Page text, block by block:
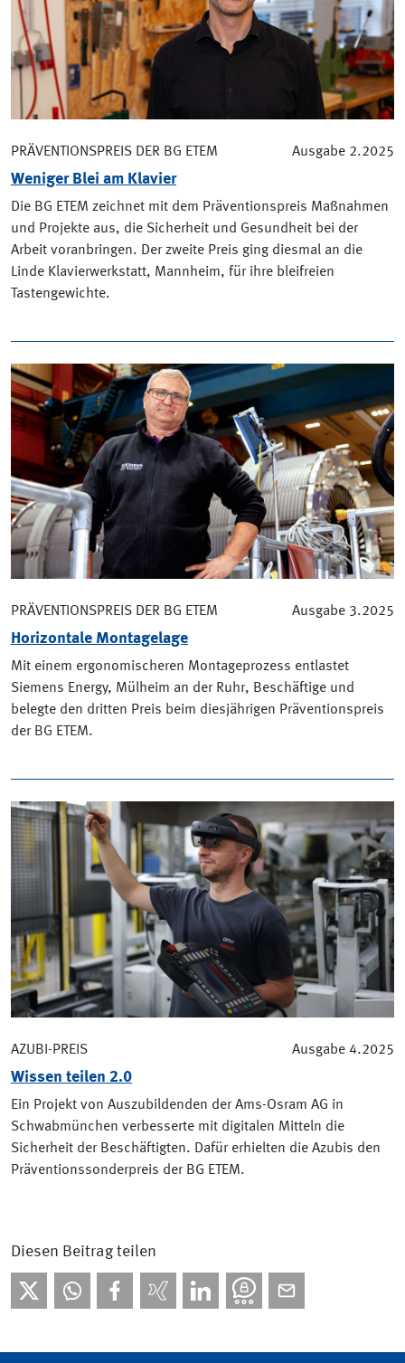
PRÄVENTIONSPREIS DER BG ETEM Ausgabe 2.2025
Weniger Blei am Klavier
Die BG ETEM zeichnet mit dem Präventionspreis Maßnahmen
und Projekte aus, die Sicherheit und Gesundheit bei der
Arbeit voranbringen. Der zweite Preis ging diesmal an die
Linde Klavierwerkstatt, Mannheim, für ihre bleifreien
Tastengewichte.
PRÄVENTIONSPREIS DER BG ETEM Ausgabe 3.2025
Horizontale Montagelage
Mit einem ergonomischeren Montageprozess entlastet
Siemens Energy, Mülheim an der Ruhr, Beschäftige und
belegte den dritten Preis beim diesjährigen Präventionspreis
der BG ETEM.
AZUBI-PREIS Ausgabe 4.2025
Wissen teilen 2.0
Ein Projekt von Auszubildenden der Ams-Osram AG in
Schwabmünchen verbesserte mit digitalen Mitteln die
Sicherheit der Beschäftigten. Dafür erhielten die Azubis den
Präventionssonderpreis der BG ETEM.
Diesen Beitrag teilen